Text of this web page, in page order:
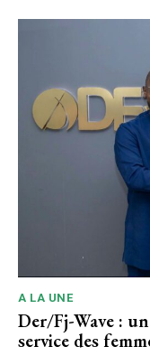
A LA UNE
Der/Fj-Wave :
service des